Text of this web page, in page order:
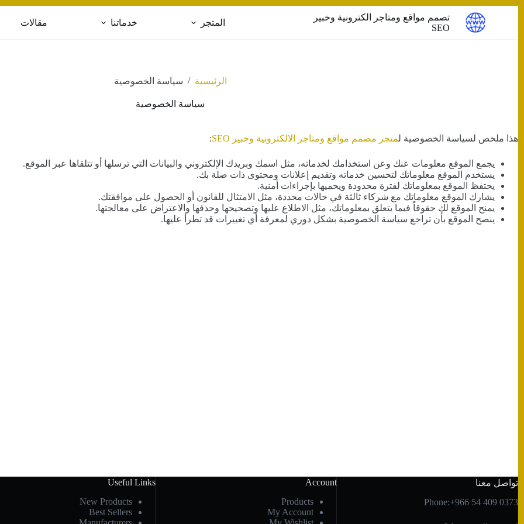
تصمم مواقع ومتاجر الكترونية وخبير
SEO
المتجر خدماتنا مقالات
الرئيسية / سياسة الخصوصية
سياسة الخصوصية
هذا ملخص لسياسة الخصوصية لمتجر مصمم مواقع ومتاجر الالكترونية وخبير SEO :
يجمع الموقع معلومات عنك وعن استخدامك لخدماته، مثل اسمك وبريدك الإلكتروني والبيانات التي ترسلها أو تتلقاها عبر الموقع.
يستخدم الموقع معلوماتك لتحسين خدماته وتقديم إعلانات ومحتوى ذات صلة بك.
يحتفظ الموقع بمعلوماتك لفترة محدودة ويحميها بإجراءات أمنية.
يشارك الموقع معلوماتك مع شركاء ثالثة في حالات محددة، مثل الامتثال للقانون أو الحصول على موافقتك.
يمنح الموقع لك حقوقاً فيما يتعلق بمعلوماتك، مثل الاطلاع عليها وتصحيحها وحذفها والاعتراض على معالجتها.
ينصح الموقع بأن تراجع سياسة الخصوصية بشكل دوري لمعرفة أي تغييرات قد تطرأ عليها.
تواصل معنا
Phone:+966 54 409 0373
Account
Products
My Account
Useful Links
New Products
Best Sellers